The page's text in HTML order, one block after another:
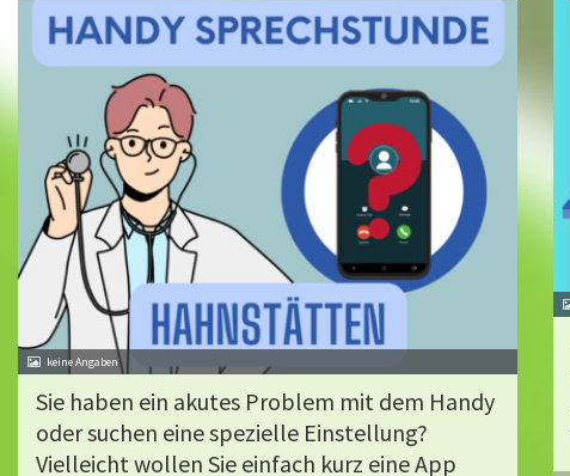
Sie haben ein akutes Problem mit dem Handy
oder suchen eine spezielle Einstellung?
Vielleicht wollen Sie einfach kurz eine App